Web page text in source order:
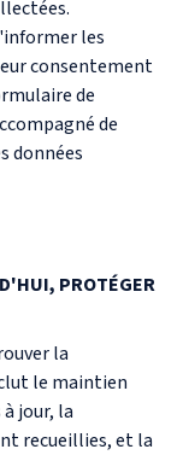
les
consentement
de
de
données
PROTÉGER
la
le maintien
jour, la
recueillies, et la